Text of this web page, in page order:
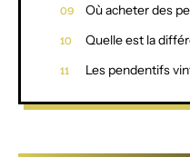
Où acheter des
Quelle est la
Les pendentifs